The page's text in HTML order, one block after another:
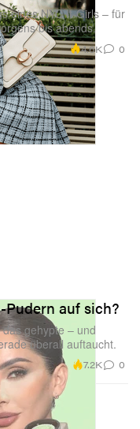
eines NYC It-Girls – für
bis abends.
4.6K 0
auf sich?
gehypte – und
überall auftaucht.
7.2K 0